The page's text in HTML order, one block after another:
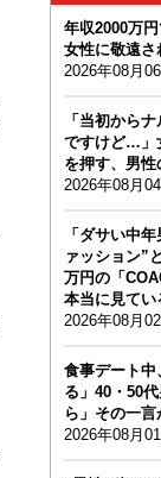
年収2000万
女性に敬遠さ
2026年08月06
「当初から
ですけど…」
を押す、男
2026年08月04
「ダサい中
ァッション”
万円の「
本当に見てい
2026年08月02
食事デート中
る」40・50
ら」その一
2026年08月01